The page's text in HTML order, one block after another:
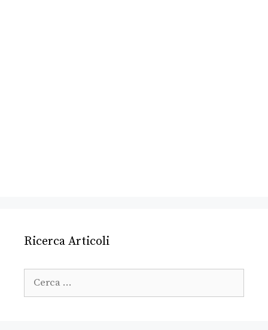
Ricerca Articoli